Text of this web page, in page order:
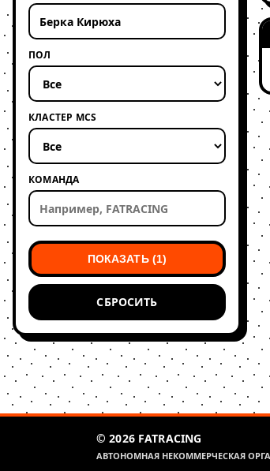
ПОЛ
КЛАСТЕР MCS
КОМАНДА
ПОКАЗАТЬ (1)
СБРОСИТЬ
© 2026 FATRACING
АВТОНОМНАЯ НЕКОММЕРЧЕСКАЯ